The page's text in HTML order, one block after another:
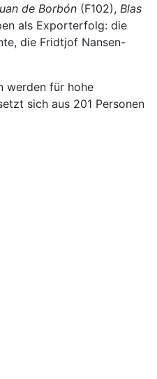
de Borbón (F102), Blas
als Exporterfolg: die
die Fridtjof Nansen-
werden für hohe
sich aus 201 Personen